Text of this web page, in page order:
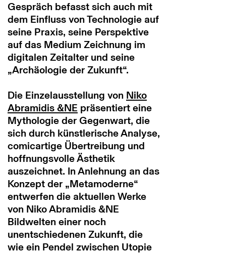
Gespräch befasst sich auch mit
dem Einfluss von Technologie auf
seine Praxis, seine Perspektive
auf das Medium Zeichnung im
digitalen Zeitalter und seine
„Archäologie der Zukunft“.
Die Einzelausstellung von Niko
Abramidis &NE präsentiert eine
Mythologie der Gegenwart, die
sich durch künstlerische Analyse,
comicartige Übertreibung und
hoffnungsvolle Ästhetik
auszeichnet. In Anlehnung an das
Konzept der „Metamoderne“
entwerfen die aktuellen Werke
von Niko Abramidis &NE
Bildwelten einer noch
unentschiedenen Zukunft, die
wie ein Pendel zwischen Utopie